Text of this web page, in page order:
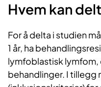
Hvem kan
For å delta i studien
1 år, ha
lymfoblastisk
behandlinger. I tillegg